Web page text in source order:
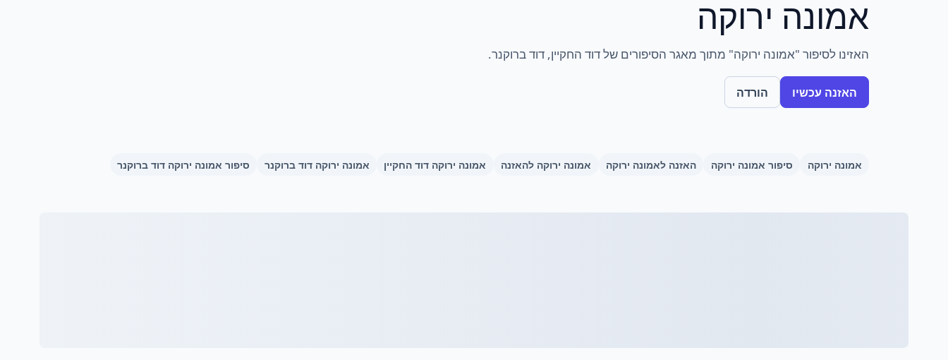
אמונה ירוקה
האזינו לסיפור "אמונה ירוקה" מתוך מאגר הסיפורים של דוד החקיין, דוד ברוקנר.
האזנה עכשיו הורדה
אמונה ירוקה סיפור אמונה ירוקה האזנה לאמונה ירוקה אמונה ירוקה להאזנה אמונה ירוקה דוד החקיין אמונה ירוקה דוד ברוקנר סיפור אמונה ירוקה דוד ברוקנר